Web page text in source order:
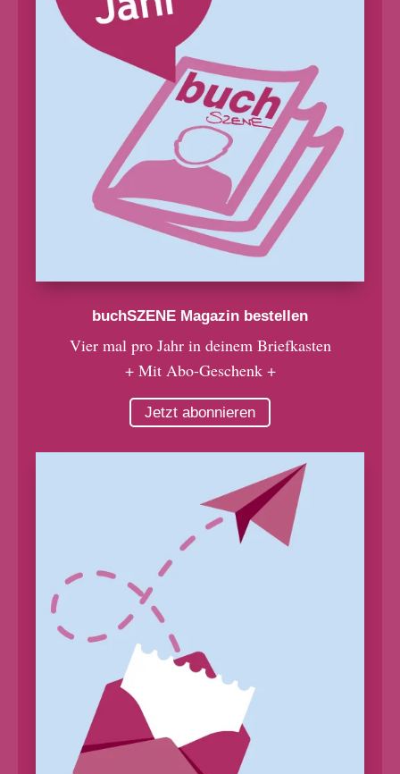
buchSZENE Magazin bestellen
Vier mal pro Jahr in deinem Briefkasten
+ Mit Abo-Geschenk +
Jetzt abonnieren